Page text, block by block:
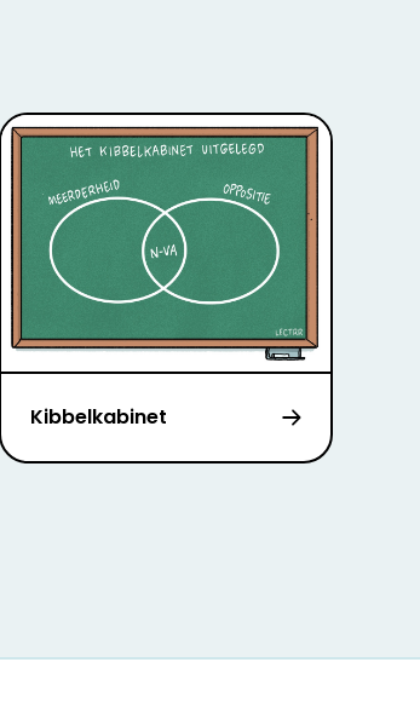
Kibbelkabinet